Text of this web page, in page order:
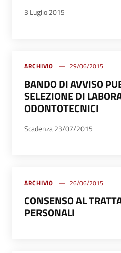
3 Luglio 2015
ARCHIVIO 29/06/2015
BANDO DI AVVISO
SELEZIONE DI
ODONTOTECNICI
Scadenza 23/07/2015
ARCHIVIO 26/06/2015
CONSENSO AL
PERSONALI